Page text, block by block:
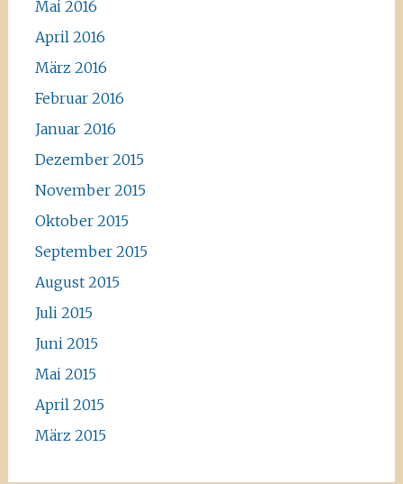
Mai 2016
April 2016
März 2016
Februar 2016
Januar 2016
Dezember 2015
November 2015
Oktober 2015
September 2015
August 2015
Juli 2015
Juni 2015
Mai 2015
April 2015
März 2015